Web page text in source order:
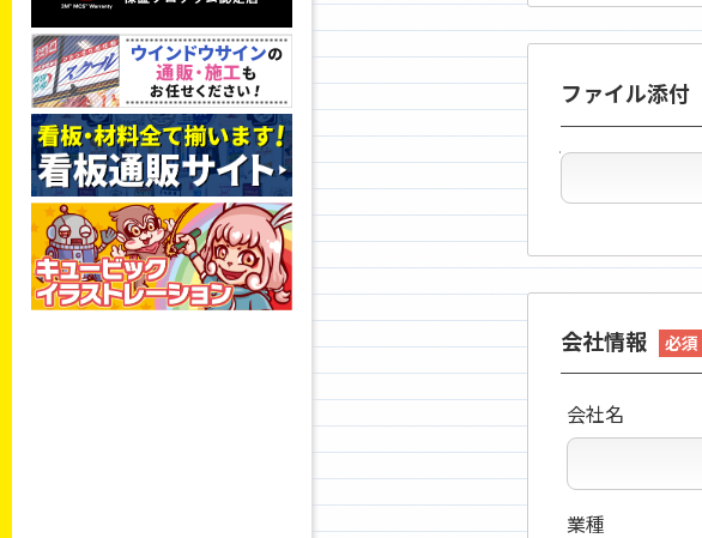
ファイル添付
会社情報 必須
会社名
業種